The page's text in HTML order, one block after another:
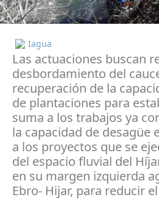
Iagua
Las actuaciones buscan
desbordamiento del
recuperación de la
de plantaciones para
suma a los trabajos ya
la capacidad de desagüe
a los proyectos que se
del espacio fluvial del
en su margen izquierda
Ebro- Hijar, para reducir